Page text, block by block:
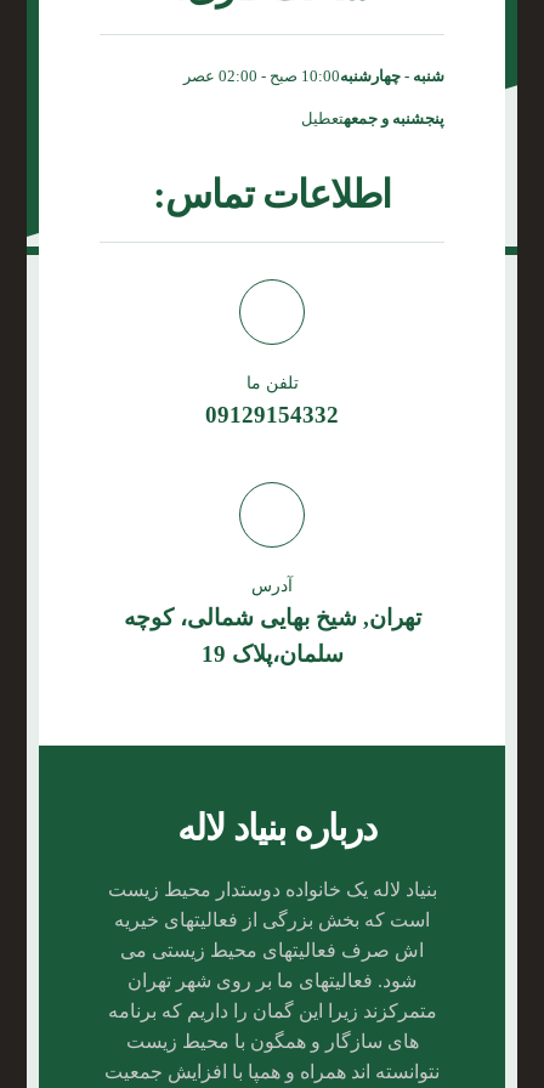
شنبه - چهارشنبه10:00 صبح - 02:00 عصر
پنجشنبه و جمعهتعطیل
اطلاعات تماس:
تلفن ما
09129154332
آدرس
تهران, شیخ بهایی شمالی، کوچه
سلمان،پلاک 19
درباره بنیاد لاله
بنیاد لاله یک خانواده دوستدار محیط زیست
است که بخش بزرگی از فعالیتهای خیریه
اش صرف فعالیتهای محیط زیستی می
شود. فعالیتهای ما بر روی شهر تهران
متمرکزند زیرا این گمان را داریم که برنامه
های سازگار و همگون با محیط زیست
نتوانسته اند همراه و همپا با افزایش جمعیت